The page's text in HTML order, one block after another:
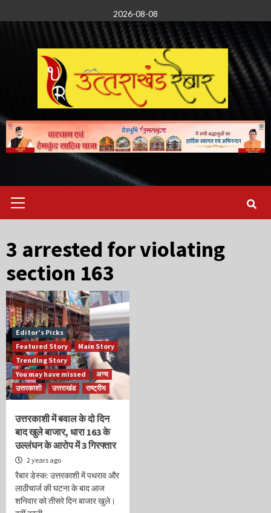
to
2026-08-08
Menu
3 arrested for violating
section 163
Editor’s Picks
Featured Story
Main Story
Trending Story
You may have missed
अन्य
उत्तरकाशी
उत्तराखंड राष्ट्रीय
उत्तरकाशी में बवाल के दो दिन
बाद खुले बाजार, धारा 163 के
उल्लंघन के आरोप में 3 गिरफ्तार
2 years ago
रैबार डेस्क: उत्तरकाशी में पथराव और
लाठीचार्ज की घटना के बाद आज
शनिवार को तीसरे दिन बाजार खुले।